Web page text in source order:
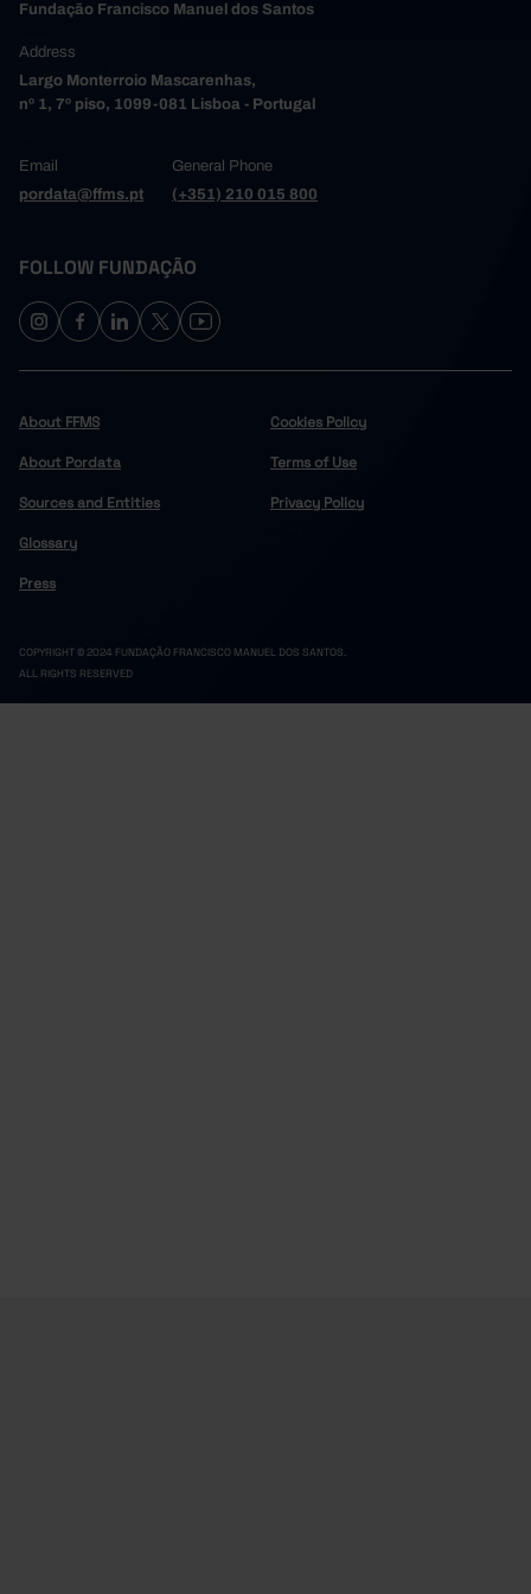
Fundação Francisco Manuel dos Santos
Address
Largo Monterroio Mascarenhas,
nº 1, 7º piso, 1099-081 Lisboa - Portugal
Email
pordata@ffms.pt
General Phone
(+351) 210 015 800
FOLLOW FUNDAÇÃO
About FFMS
About Pordata
Sources and Entities
Glossary
Press
Cookies Policy
Terms of Use
Privacy Policy
COPYRIGHT © 2024 FUNDAÇÃO FRANCISCO MANUEL DOS SANTOS.
ALL RIGHTS RESERVED